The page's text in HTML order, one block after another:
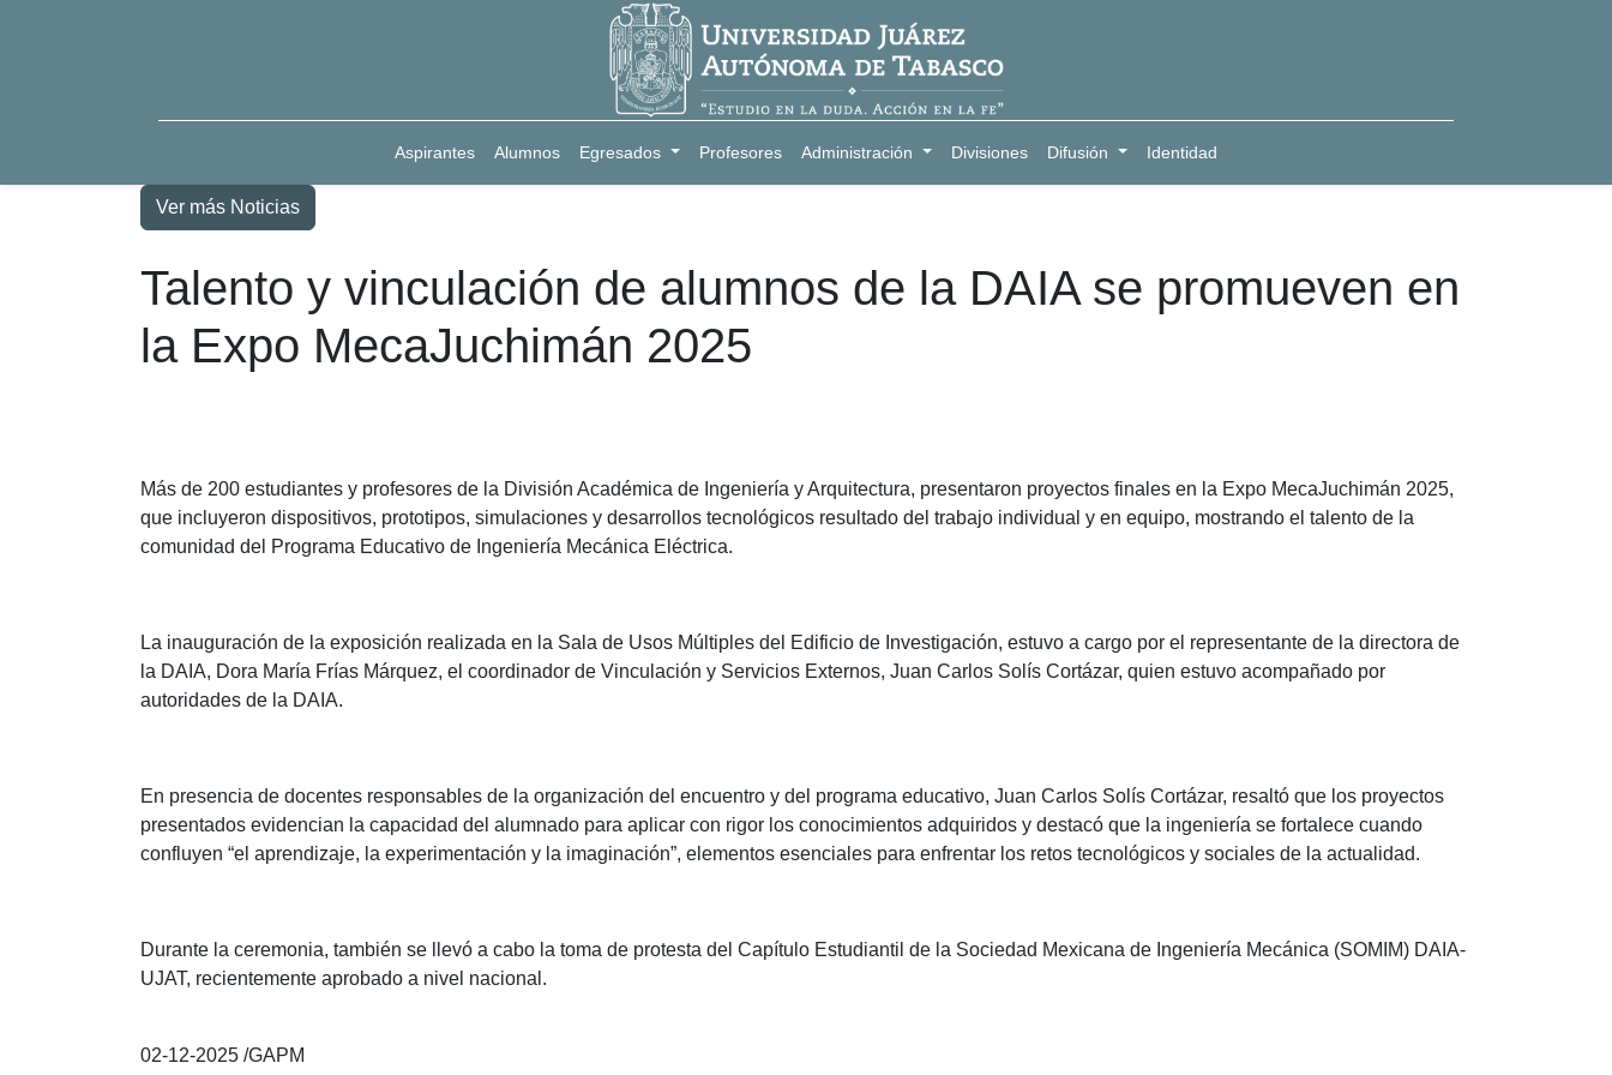
Aspirantes Alumnos Egresados Profesores Administración Divisiones Difusión Identidad
Ver más Noticias
Talento y vinculación de alumnos de la DAIA se promueven en
la Expo MecaJuchimán 2025
Más de 200 estudiantes y profesores de la División Académica de Ingeniería y Arquitectura, presentaron proyectos finales en la Expo MecaJuchimán 2025,
que incluyeron dispositivos, prototipos, simulaciones y desarrollos tecnológicos resultado del trabajo individual y en equipo, mostrando el talento de la
comunidad del Programa Educativo de Ingeniería Mecánica Eléctrica.
La inauguración de la exposición realizada en la Sala de Usos Múltiples del Edificio de Investigación, estuvo a cargo por el representante de la directora de
la DAIA, Dora María Frías Márquez, el coordinador de Vinculación y Servicios Externos, Juan Carlos Solís Cortázar, quien estuvo acompañado por
autoridades de la DAIA.
En presencia de docentes responsables de la organización del encuentro y del programa educativo, Juan Carlos Solís Cortázar, resaltó que los proyectos
presentados evidencian la capacidad del alumnado para aplicar con rigor los conocimientos adquiridos y destacó que la ingeniería se fortalece cuando
confluyen “el aprendizaje, la experimentación y la imaginación”, elementos esenciales para enfrentar los retos tecnológicos y sociales de la actualidad.
Durante la ceremonia, también se llevó a cabo la toma de protesta del Capítulo Estudiantil de la Sociedad Mexicana de Ingeniería Mecánica (SOMIM) DAIA-
UJAT, recientemente aprobado a nivel nacional.
02-12-2025 /GAPM